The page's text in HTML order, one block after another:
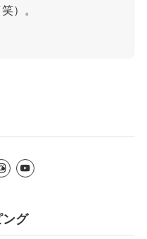
）。
ング